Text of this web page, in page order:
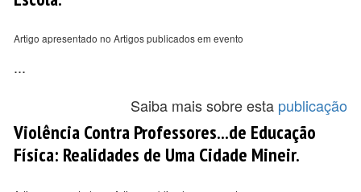
Artigo apresentado no Artigos publicados em evento
...
Saiba mais sobre esta publicação
Violência Contra Professores...de Educação
Física: Realidades de Uma Cidade Mineir.